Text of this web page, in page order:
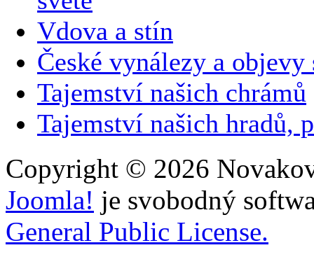
Vdova a stín
České vynálezy a
Tajemství našich chrámů
Tajemství našich hradů,
Copyright © 2026
Joomla! je svobodný
General Public License.